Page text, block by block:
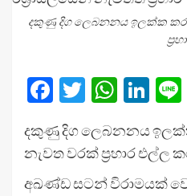
දකුණු දිග ලෙබනනය ඉලක්ක කර
Facebook
Twitter
දකුණු දිග ලෙබනනය
නැවත වරක් ප්‍රහාර එල්ල
අඛණ්ඩ සටන් විරාමයක්